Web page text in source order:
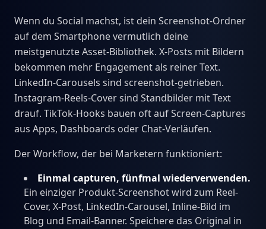
Wenn du Social machst, ist dein Screenshot-Ordner
auf dem Smartphone vermutlich deine
meistgenutzte Asset-Bibliothek. X-Posts mit Bildern
bekommen mehr Engagement als reiner Text.
LinkedIn-Carousels sind screenshot-getrieben.
Instagram-Reels-Cover sind Standbilder mit Text
drauf. TikTok-Hooks bauen oft auf Screen-Captures
aus Apps, Dashboards oder Chat-Verläufen.
Der Workflow, der bei Marketern funktioniert:
Einmal capturen, fünfmal wiederverwenden.
Ein einziger Produkt-Screenshot wird zum Reel-
Cover, X-Post, LinkedIn-Carousel, Inline-Bild im
Blog und Email-Banner. Speichere das Original in